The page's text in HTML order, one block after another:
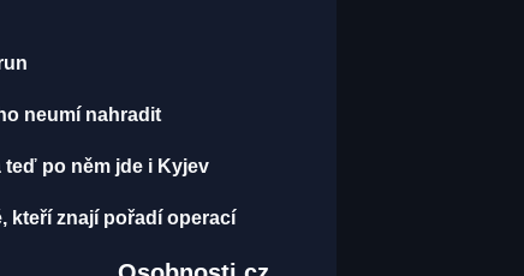
neumí nahradit
po něm jde i Kyjev
kteří znají pořadí operací